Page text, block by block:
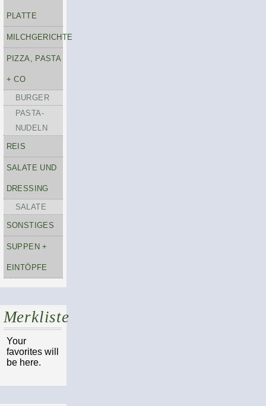
PLATTE
MILCHGERICHTE
PIZZA, PASTA
+ CO
BURGER
PASTA-
NUDELN
REIS
SALATE UND
DRESSING
SALATE
SONSTIGES
SUPPEN +
EINTÖPFE
Merkliste
Your
favorites will
be here.